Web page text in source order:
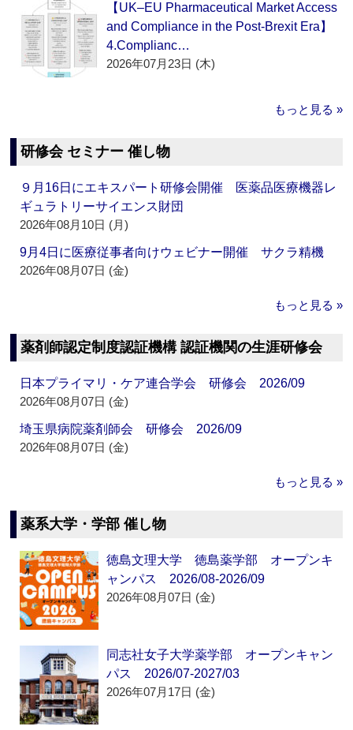
【UK–EU Pharmaceutical Market Access
and Compliance in the Post-Brexit Era】
4.Complianc…
2026年07月23日 (木)
もっと見る »
研修会 セミナー 催し物
９月16日にエキスパート研修会開催 医薬品医療機器レ
ギュラトリーサイエンス財団
2026年08月10日 (月)
9月4日に医療従事者向けウェビナー開催 サクラ精機
2026年08月07日 (金)
もっと見る »
薬剤師認定制度認証機構 認証機関の生涯研修会
日本プライマリ・ケア連合学会 研修会 2026/09
2026年08月07日 (金)
埼玉県病院薬剤師会 研修会 2026/09
2026年08月07日 (金)
もっと見る »
薬系大学・学部 催し物
徳島文理大学 徳島薬学部 オープンキ
ャンパス 2026/08-2026/09
2026年08月07日 (金)
同志社女子大学薬学部 オープンキャン
パス 2026/07-2027/03
2026年07月17日 (金)